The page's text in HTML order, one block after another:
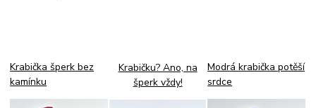
Krabička šperk bez
kamínku
Krabičku? Ano, na
šperk vždy!
Modrá krabička potěší
srdce